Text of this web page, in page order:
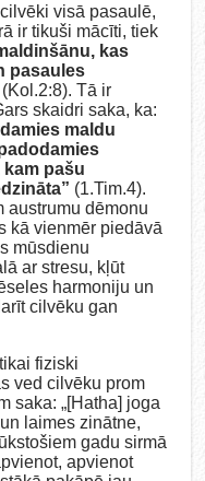
visā pasaulē,
ir tikuši mācīti, tiek
kas
pasaules
(Kol.2:8). Tā ir
skaidri saka, ka:
maldu
pašu
(1.Tim.4).
austrumu dēmonu
kā vienmēr piedāvā
mūsdienu
ar stresu, kļūt
harmoniju un
cilvēku gan
fiziski
ved cilvēku prom
saka: „[Hatha] joga
laimes zinātne,
gadu sirmā
apvienot